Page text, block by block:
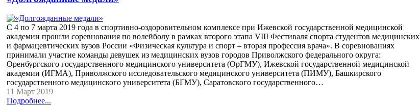
С 4 по 7 марта 2019 года в спортивно-оздоровительном комплексе при Ижевской государственной медицинской
академии прошли соревнования по волейболу в рамках второго этапа VIII Фестиваля спорта студентов медицинских
и фармацевтических вузов России «Физическая культура и спорт – вторая профессия врача». В соревнованиях
принимали участие команды девушек из медицинских вузов городов Приволжского федерального округа:
Оренбургского государственного медицинского университета (ОрГМУ), Ижевской государственной медицинской
академии (ИГМА), Приволжского исследовательского медицинского университета (ПИМУ), Башкирского
государственного медицинского университета (БГМУ), Саратовского государственного…
11 Март 2019
Подробнее...